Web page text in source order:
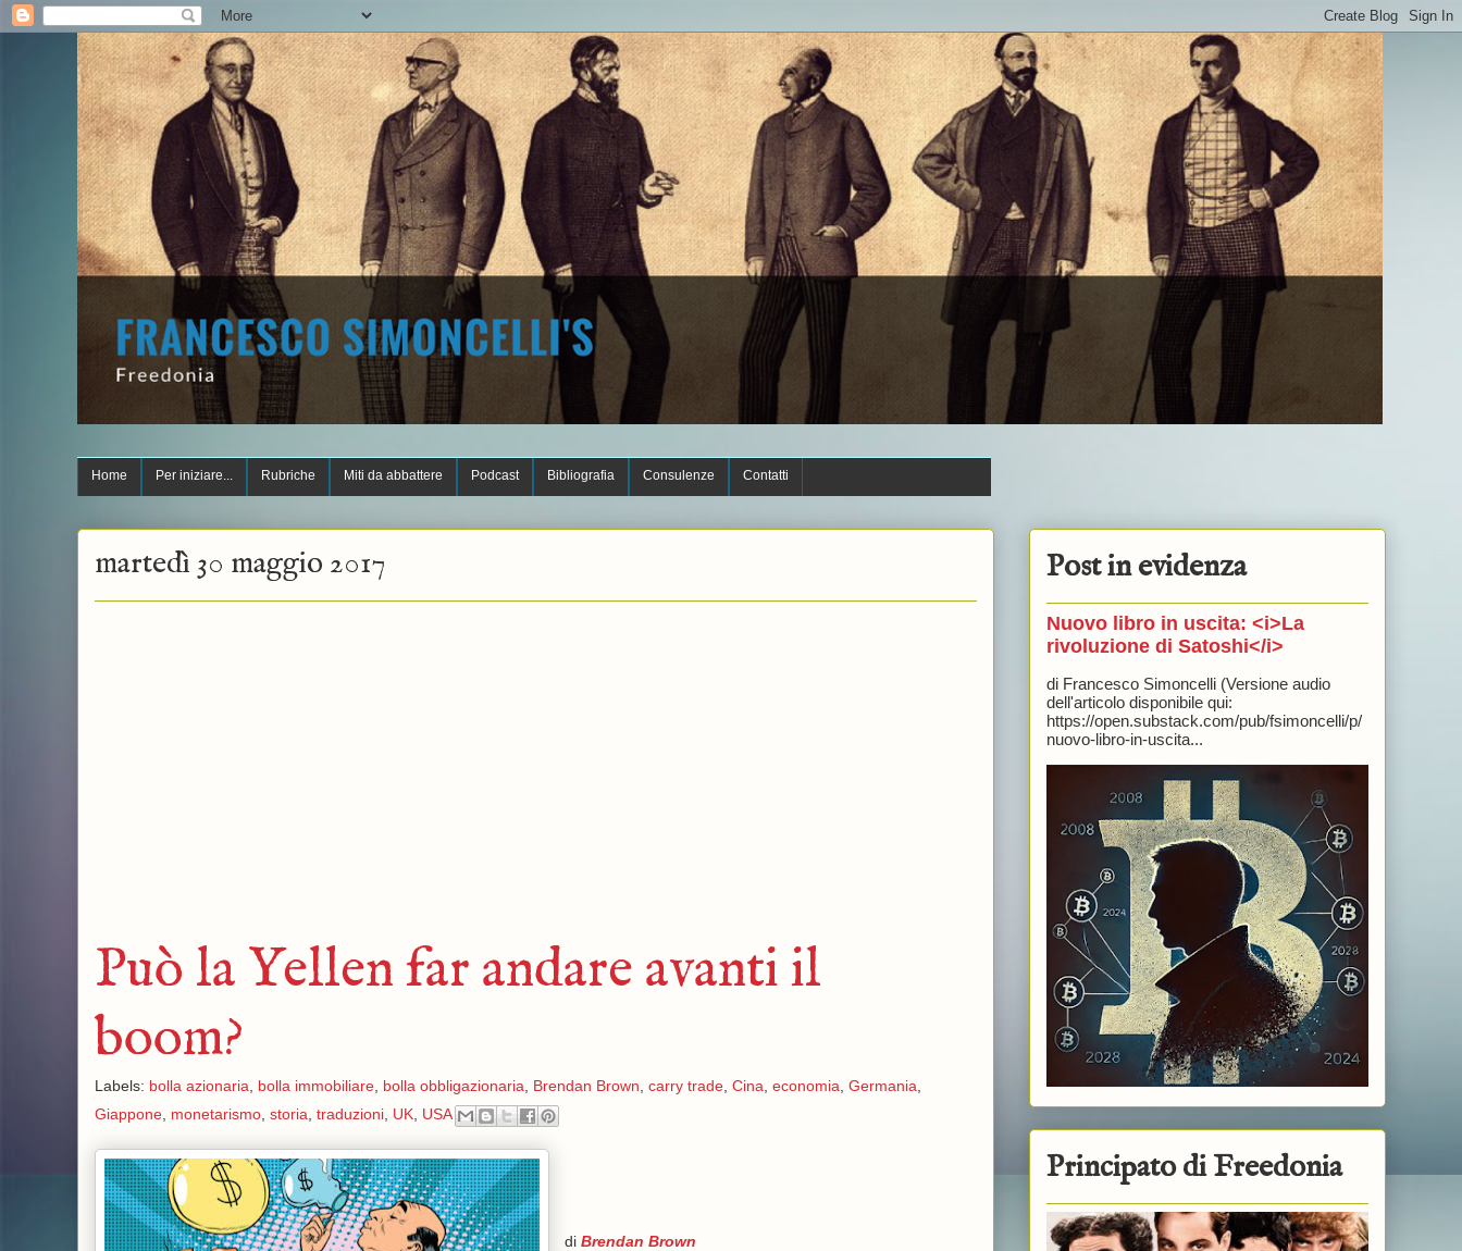
Home Per iniziare... Rubriche Miti da abbattere Podcast Bibliografia Consulenze Contatti
martedì 30 maggio 2017
Può la Yellen far andare avanti il
boom?
Labels: bolla azionaria bolla immobiliare, bolla obbligazionaria Brendan Brown carry trade, Cina economia Germania
Giappone, monetarismo, storia, traduzioni, UK, USA
di Brendan Brown
Post in evidenza
Nuovo libro in uscita: <i>La
rivoluzione di Satoshi</i>
di Francesco Simoncelli (Versione audio
dell'articolo disponibile qui:
https://open.substack.com/pub/fsimoncelli/p/
nuovo-libro-in-uscita...
Principato di Freedonia